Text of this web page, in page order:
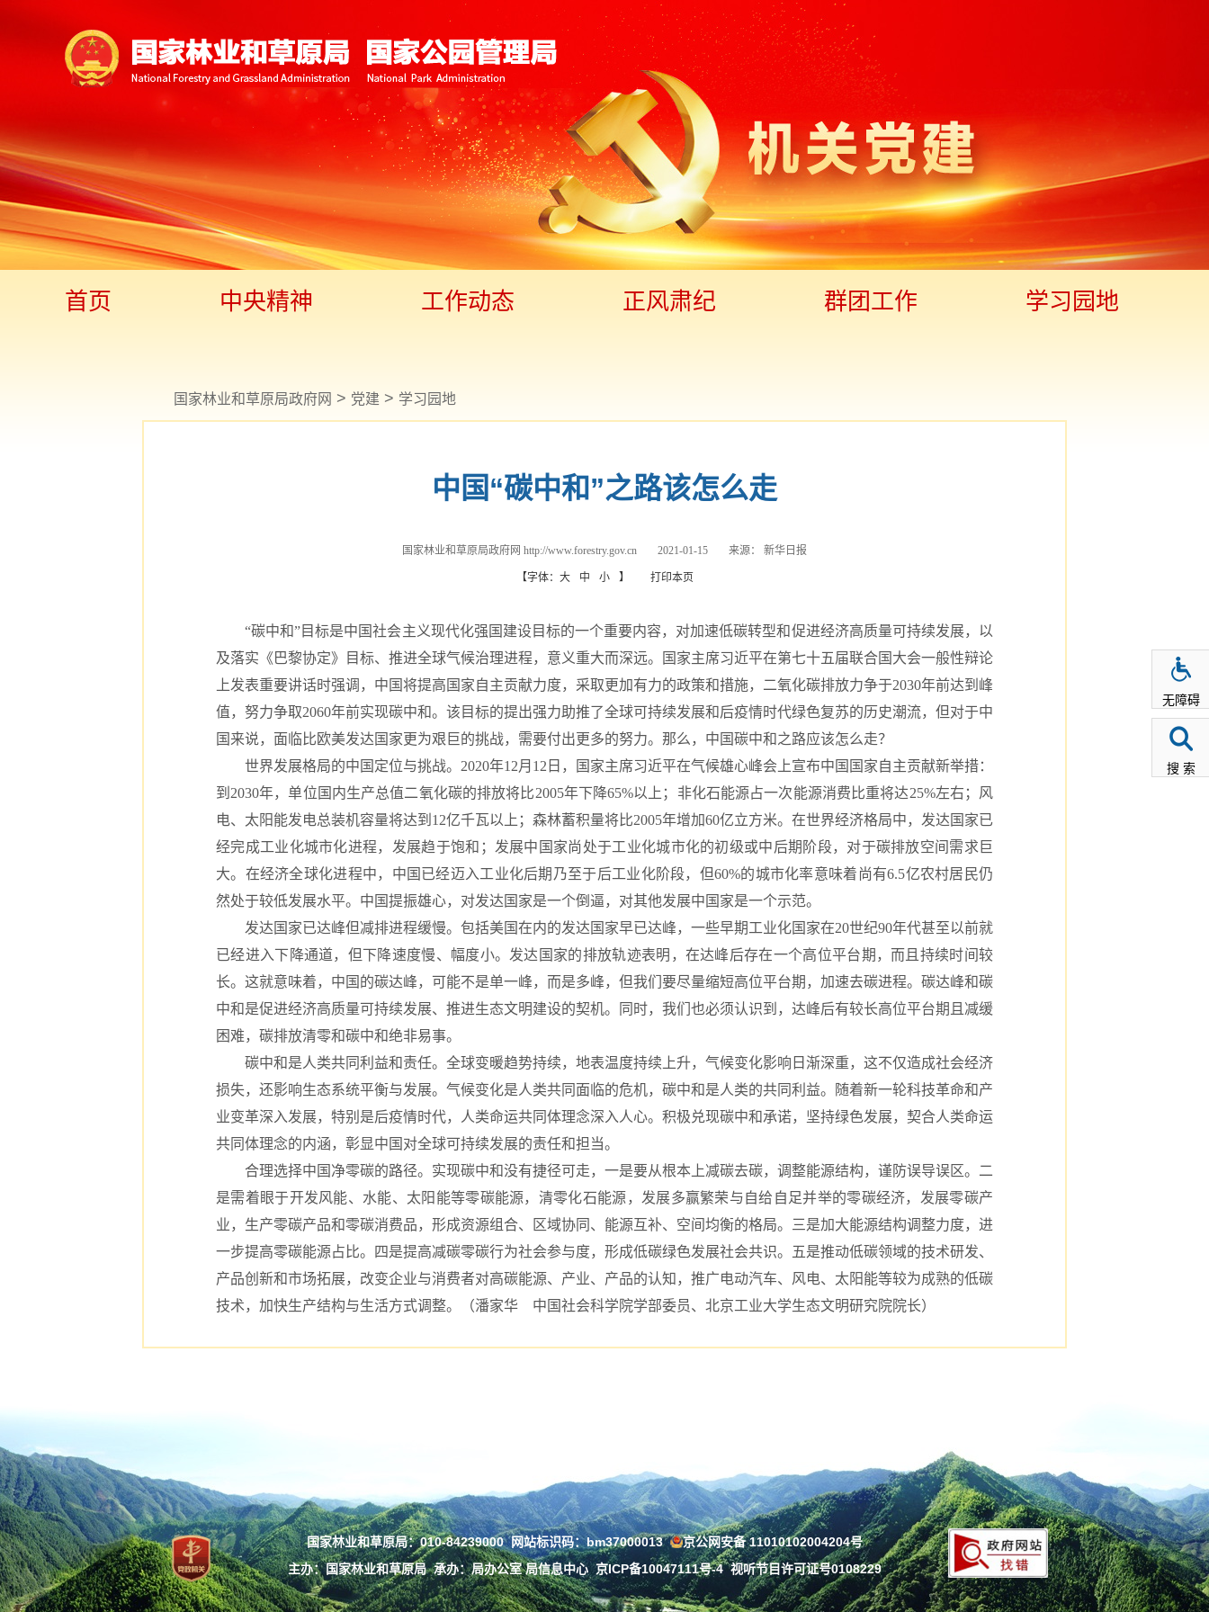
首页 中央精神 工作动态 正风肃纪 群团工作 学习园地
国家林业和草原局政府网 > 党建 > 学习园地
中国“碳中和”之路该怎么走
国家林业和草原局政府网 http://www.forestry.gov.cn 2021-01-15 来源： 新华日报
【字体： 大 中 小 】 打印本页
“碳中和”目标是中国社会主义现代化强国建设目标的一个重要内容，对加速低碳转型和促进经济高质量可持续发展，以
及落实《巴黎协定》目标、推进全球气候治理进程，意义重大而深远。国家主席习近平在第七十五届联合国大会一般性辩论
上发表重要讲话时强调，中国将提高国家自主贡献力度，采取更加有力的政策和措施，二氧化碳排放力争于2030年前达到峰
值，努力争取2060年前实现碳中和。该目标的提出强力助推了全球可持续发展和后疫情时代绿色复苏的历史潮流，但对于中
国来说，面临比欧美发达国家更为艰巨的挑战，需要付出更多的努力。那么，中国碳中和之路应该怎么走？
世界发展格局的中国定位与挑战。2020年12月12日，国家主席习近平在气候雄心峰会上宣布中国国家自主贡献新举措：
到2030年，单位国内生产总值二氧化碳的排放将比2005年下降65%以上；非化石能源占一次能源消费比重将达25%左右；风
电、太阳能发电总装机容量将达到12亿千瓦以上；森林蓄积量将比2005年增加60亿立方米。在世界经济格局中，发达国家已
经完成工业化城市化进程，发展趋于饱和；发展中国家尚处于工业化城市化的初级或中后期阶段，对于碳排放空间需求巨
大。在经济全球化进程中，中国已经迈入工业化后期乃至于后工业化阶段，但60%的城市化率意味着尚有6.5亿农村居民仍
然处于较低发展水平。中国提振雄心，对发达国家是一个倒逼，对其他发展中国家是一个示范。
发达国家已达峰但减排进程缓慢。包括美国在内的发达国家早已达峰，一些早期工业化国家在20世纪90年代甚至以前就
已经进入下降通道，但下降速度慢、幅度小。发达国家的排放轨迹表明，在达峰后存在一个高位平台期，而且持续时间较
长。这就意味着，中国的碳达峰，可能不是单一峰，而是多峰，但我们要尽量缩短高位平台期，加速去碳进程。碳达峰和碳
中和是促进经济高质量可持续发展、推进生态文明建设的契机。同时，我们也必须认识到，达峰后有较长高位平台期且减缓
困难，碳排放清零和碳中和绝非易事。
碳中和是人类共同利益和责任。全球变暖趋势持续，地表温度持续上升，气候变化影响日渐深重，这不仅造成社会经济
损失，还影响生态系统平衡与发展。气候变化是人类共同面临的危机，碳中和是人类的共同利益。随着新一轮科技革命和产
业变革深入发展，特别是后疫情时代，人类命运共同体理念深入人心。积极兑现碳中和承诺，坚持绿色发展，契合人类命运
共同体理念的内涵，彰显中国对全球可持续发展的责任和担当。
合理选择中国净零碳的路径。实现碳中和没有捷径可走，一是要从根本上减碳去碳，调整能源结构，谨防误导误区。二
是需着眼于开发风能、水能、太阳能等零碳能源，清零化石能源，发展多赢繁荣与自给自足并举的零碳经济，发展零碳产
业，生产零碳产品和零碳消费品，形成资源组合、区域协同、能源互补、空间均衡的格局。三是加大能源结构调整力度，进
一步提高零碳能源占比。四是提高减碳零碳行为社会参与度，形成低碳绿色发展社会共识。五是推动低碳领域的技术研发、
产品创新和市场拓展，改变企业与消费者对高碳能源、产业、产品的认知，推广电动汽车、风电、太阳能等较为成熟的低碳
技术，加快生产结构与生活方式调整。（潘家华 中国社会科学院学部委员、北京工业大学生态文明研究院院长）
国家林业和草原局：010-84239000网站标识码：bm37000013
京公网安备 11010102004204号
主办：国家林业和草原局承办：局办公室 局信息中心京ICP备10047111号-4 视听节目许可证号0108229
无障碍
搜 索